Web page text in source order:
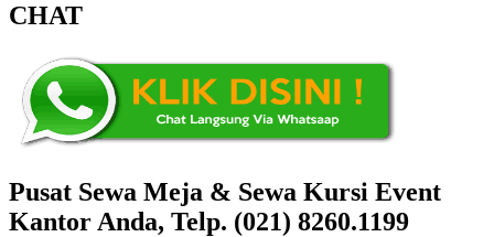
CHAT
Pusat Sewa Meja & Sewa Kursi Event
Kantor Anda, Telp. (021) 8260.1199